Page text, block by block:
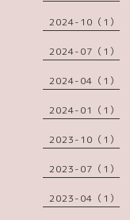
2024-10（1）
2024-07（1）
2024-04（1）
2024-01（1）
2023-10（1）
2023-07（1）
2023-04（1）